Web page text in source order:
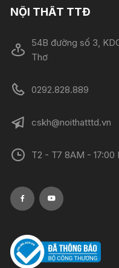
NỘI THẤT TTĐ
54B đường số 3,
Thơ
0292.828.889
cskh@noithatttd.vn
T2 - T7 8AM - 17:00